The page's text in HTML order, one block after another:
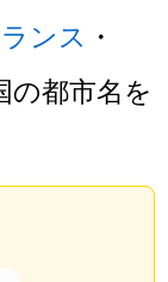
ンス ・
の都市名を